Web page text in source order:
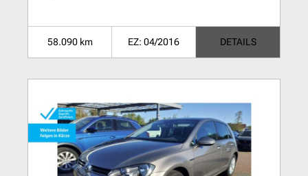
58.090 km EZ: 04/2016 DETAILS